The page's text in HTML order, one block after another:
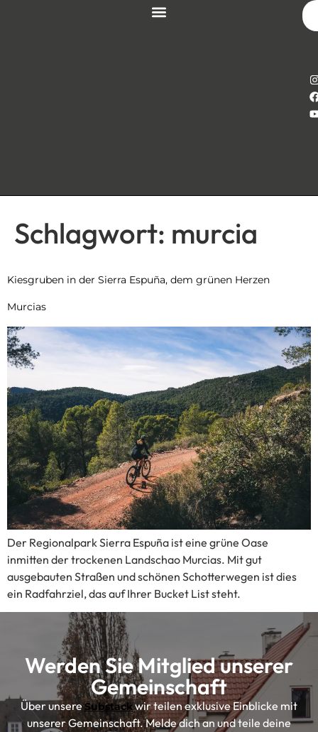
Schlagwort: murcia
Kiesgruben in der Sierra Espuña, dem grünen Herzen
Murcias
Der Regionalpark Sierra Espuña ist eine grüne Oase
inmitten der trockenen Landschao Murcias. Mit gut
ausgebauten Straßen und schönen Schotterwegen ist dies
ein Radfahrziel, das auf Ihrer Bucket List steht.
Werden Sie Mitglied unserer
Gemeinschaft
Über unsereSubstackwir teilen exklusive Einblicke mit
unserer Gemeinschaft. Melde dich an und teile deine